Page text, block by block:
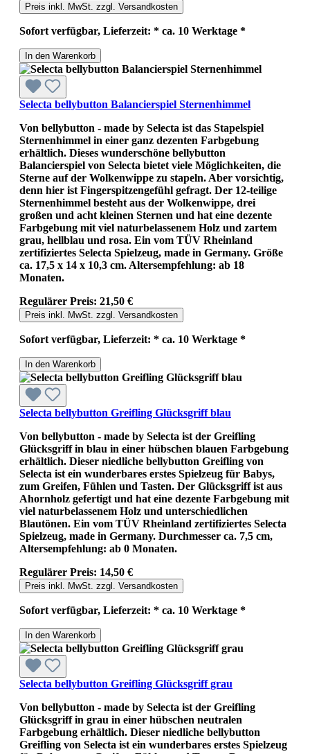
Preis inkl. MwSt. zzgl. Versandkosten
Sofort verfügbar, Lieferzeit: * ca. 10 Werktage *
In den Warenkorb
Selecta bellybutton Balancierspiel Sternenhimmel
Von bellybutton - made by Selecta ist das Stapelspiel
Sternenhimmel in einer ganz dezenten Farbgebung
erhältlich. Dieses wunderschöne bellybutton
Balancierspiel von Selecta bietet viele Möglichkeiten, die
Sterne auf der Wolkenwippe zu stapeln. Aber vorsichtig,
denn hier ist Fingerspitzengefühl gefragt. Der 12-teilige
Sternenhimmel besteht aus der Wolkenwippe, drei
großen und acht kleinen Sternen und hat eine dezente
Farbgebung mit viel naturbelassenem Holz und zartem
grau, hellblau und rosa. Ein vom TÜV Rheinland
zertifiziertes Selecta Spielzeug, made in Germany. Größe
ca. 17,5 x 14 x 10,3 cm. Altersempfehlung: ab 18
Monaten.
Regulärer Preis: 21,50 €
Preis inkl. MwSt. zzgl. Versandkosten
Sofort verfügbar, Lieferzeit: * ca. 10 Werktage *
In den Warenkorb
Selecta bellybutton Greifling Glücksgriff blau
Von bellybutton - made by Selecta ist der Greifling
Glücksgriff in blau in einer hübschen blauen Farbgebung
erhältlich. Dieser niedliche bellybutton Greifling von
Selecta ist ein wunderbares erstes Spielzeug für Babys,
zum Greifen, Fühlen und Tasten. Der Glücksgriff ist aus
Ahornholz gefertigt und hat eine dezente Farbgebung mit
viel naturbelassenem Holz und unterschiedlichen
Blautönen. Ein vom TÜV Rheinland zertifiziertes Selecta
Spielzeug, made in Germany. Durchmesser ca. 7,5 cm,
Altersempfehlung: ab 0 Monaten.
Regulärer Preis: 14,50 €
Preis inkl. MwSt. zzgl. Versandkosten
Sofort verfügbar, Lieferzeit: * ca. 10 Werktage *
In den Warenkorb
Selecta bellybutton Greifling Glücksgriff grau
Von bellybutton - made by Selecta ist der Greifling
Glücksgriff in grau in einer hübschen neutralen
Farbgebung erhältlich. Dieser niedliche bellybutton
Greifling von Selecta ist ein wunderbares erstes Spielzeug